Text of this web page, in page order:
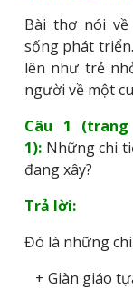
Bài thơ nói về
sống phát
lên như trẻ
người về một
Câu 1
1): Những chi
đang xây?
Trả lời:
Đó là những
+ Giàn giáo